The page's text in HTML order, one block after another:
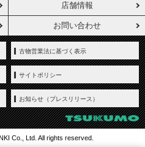
店舗情報
お問い合わせ
古物営業法に基づく表示
サイトポリシー
お知らせ（プレスリリース）
Co., Ltd. All rights reserved.